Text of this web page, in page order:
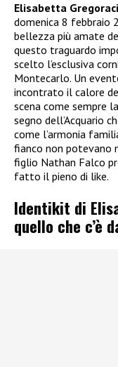
Elisabetta Gregoraci
domenica 8 febbraio
bellezza più amate
questo traguardo
scelto l’esclusiva
Montecarlo. Un
incontrato il calore
scena come sempre
segno dell’Acquario
come l’armonia
fianco non potevano
figlio Nathan Falco
fatto il pieno di like.
Identikit di
quello che c’è